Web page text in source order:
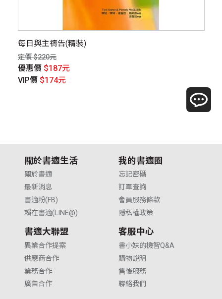
每日與主禱告(精裝)
定價 $220元
優惠價 $187元
VIP價 $174元
關於書適生活
關於書適
最新消息
書適粉(FB)
賴在書適(LINE@)
我的書適圈
忘記密碼
訂單查詢
會員服務條款
隱私權政策
書適大聯盟
異業合作提案
供應商合作
業務合作
廣告合作
客服中心
書小妹的機智Q&A
購物說明
售後服務
聯絡我們